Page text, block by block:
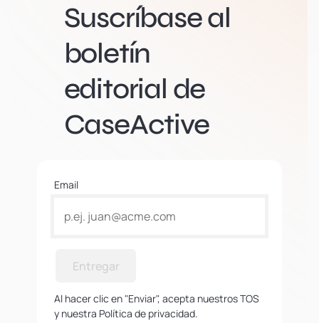
Suscríbase al
boletín
editorial de
CaseActive
Email
Entregar
Al hacer clic en "Enviar", acepta nuestros TOS
y nuestra Política de privacidad.